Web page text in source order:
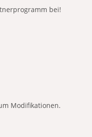
bei!
Modifikationen.